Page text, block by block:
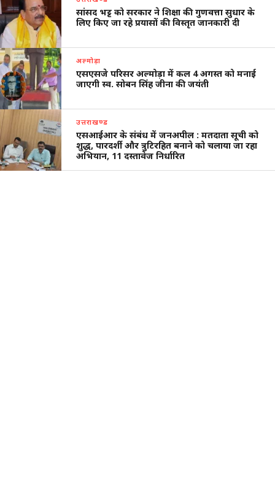
सांसद भट्ट को सरकार ने शिक्षा की गुणवत्ता सुधार के
लिए किए जा रहे प्रयासों की विस्तृत जानकारी दी
अल्मोड़ा
एसएसजे परिसर अल्मोड़ा में कल 4 अगस्त को मनाई
जाएगी स्व. सोबन सिंह जीना की जयंती
उत्तराखण्ड
एसआईआर के संबंध में जनअपील : मतदाता सूची को
शुद्ध, पारदर्शी और त्रुटिरहित बनाने को चलाया जा रहा
अभियान, 11 दस्तावेज निर्धारित